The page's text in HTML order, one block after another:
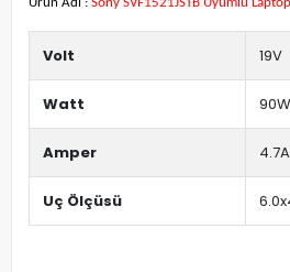
Ürün Adı : Sony SVF1521JSTB Uyumlu
Volt 19V
Watt 90W
Amper 4.7A
Uç Ölçüsü